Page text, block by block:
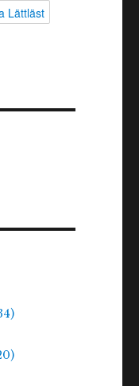
Lättläst
)
)